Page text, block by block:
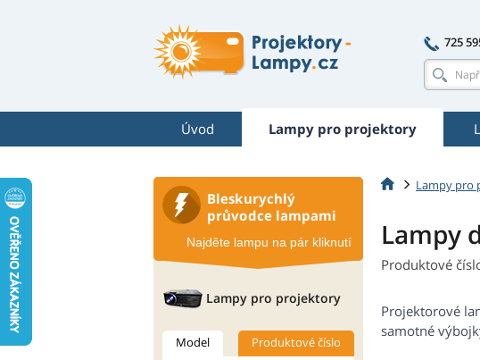
725
Úvod Lampy pro projektory
Lampy pro
Lampy
Produktové
Projektorové
samotné
Bleskurychlý
průvodce lampami
Najděte lampu na pár kliknutí
Lampy pro projektory
Model Produktové číslo